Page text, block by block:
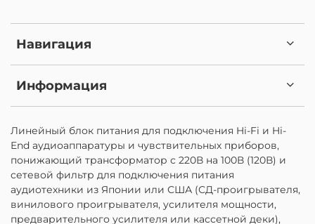
Навигация
Информация
Линейный блок питания для подключения Hi-Fi и Hi-
End аудиоаппаратуры и чувствительных приборов,
понижающий трансформатор с 220В на 100В (120В) и
сетевой фильтр для подключения питания
аудиотехники из Японии или США (СД-проигрывателя,
винилового проигрывателя, усилителя мощности,
предварительного усилителя или кассетной деки),